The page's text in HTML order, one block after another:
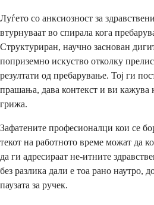
Луѓето со анксиозност за
втурнуваат во спирала кога
Структуриран, научно заснован
поприземно искуство отколку
резултати од пребарување. Тој ги
прашања, дава контекст и ви кажува
грижа.
Зафатените професионалци кои се
текот на работното време можат да
да ги адресираат не-итните
без разлика дали е тоа рано наутро,
паузата за ручек.